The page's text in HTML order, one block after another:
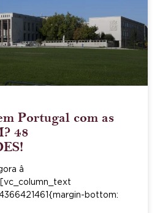
Portugal com as
48
â
bottom: